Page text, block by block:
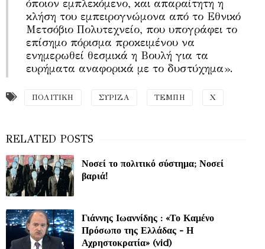
όποιον εμπλεκόμενο, και απαραίτητη η
κλήση του εμπειρογνώμονα από το Εθνικό
Μετσόβιο Πολυτεχνείο, που υπογράφει το
επίσημο πόρισμα προκειμένου να
ενημερωθεί θεσμικά η Βουλή για τα
ευρήματα αναφορικά με το δυστύχημα».
ΠΟΛΙΤΙΚΗ ΣΥΡΙΖΑ ΤΕΜΠΗ Χ
Νοσεί το πολιτικό σύστημα; Νοσεί
βαριά!
Γιάννης Ιωαννίδης : «Το Καμένο
Πρόσωπο της Ελλάδας - Η
Αχρηστοκρατία» (vid)